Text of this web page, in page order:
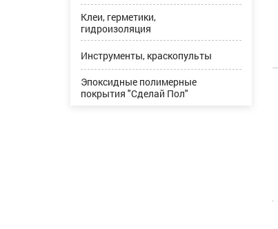
Клеи, герметики,
гидроизоляция
Инструменты, краскопульты
Эпоксидные полимерные
покрытия "Сделай Пол"